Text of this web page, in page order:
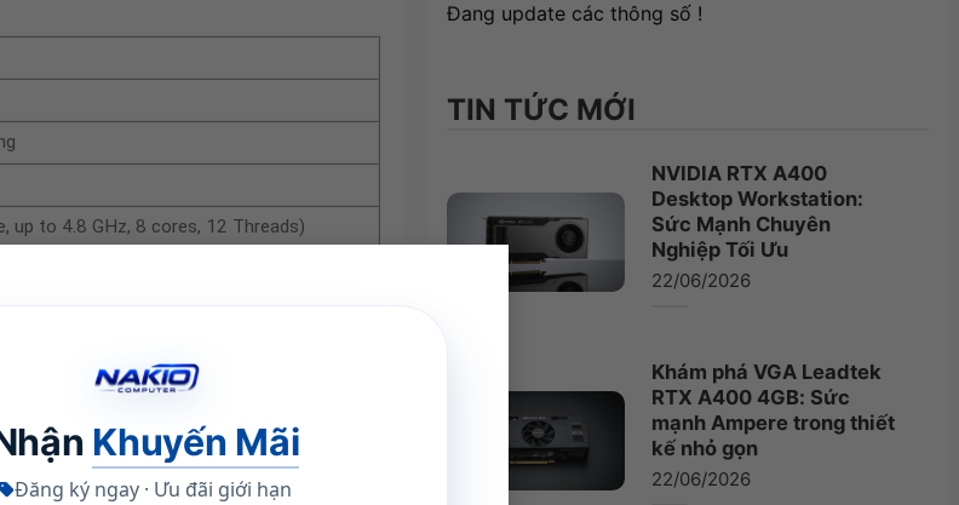
Khuyến Mãi
Đăng ký ngay · Ưu đãi giới hạn
up to 4.8 GHz, 8 cores, 12 Threads)
Đang update các thông số !
TIN TỨC MỚI
NVIDIA RTX A400
Desktop Workstation:
Sức Mạnh Chuyên
Nghiệp Tối Ưu
22/06/2026
Khám phá VGA Leadtek
RTX A400 4GB: Sức
mạnh Ampere trong thiết
kế nhỏ gọn
22/06/2026